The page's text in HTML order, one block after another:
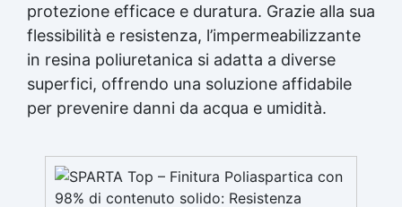
protezione efficace e duratura. Grazie alla sua
flessibilità e resistenza, l’impermeabilizzante
in resina poliuretanica si adatta a diverse
superfici, offrendo una soluzione affidabile
per prevenire danni da acqua e umidità.